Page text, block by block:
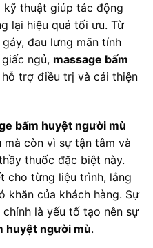
kỹ thuật giúp tác động
lại hiệu quả tối ưu. Từ
đau lưng mãn tính
ngủ, massage bấm
trợ điều trị và cải thiện
bấm huyệt người mù
còn vì sự tận tâm và
thuốc đặc biệt này.
cho từng liệu trình, lắng
khăn của khách hàng. Sự
là yếu tố tạo nên sự
huyệt người mù.